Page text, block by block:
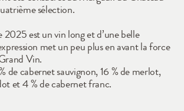
sélection.
2025 est un vin long et d’une belle
met un peu plus en avant la force
Vin.
de cabernet sauvignon, 16 % de merlot,
et 4 % de cabernet franc.